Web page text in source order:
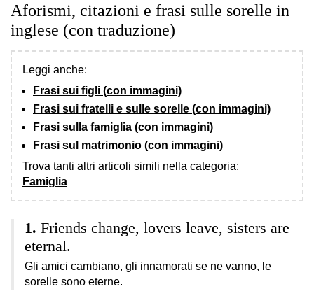
Aforismi, citazioni e frasi sulle sorelle in
inglese (con traduzione)
Leggi anche:
Frasi sui figli (con immagini)
Frasi sui fratelli e sulle sorelle (con immagini)
Frasi sulla famiglia (con immagini)
Frasi sul matrimonio (con immagini)
Trova tanti altri articoli simili nella categoria:
Famiglia
Friends change, lovers leave, sisters are
eternal.
Gli amici cambiano, gli innamorati se ne vanno, le
sorelle sono eterne.